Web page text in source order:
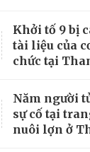
Khởi tố 9 bị
tài liệu của
chức tại
Năm người
sự cố tại
nuôi lợn ở